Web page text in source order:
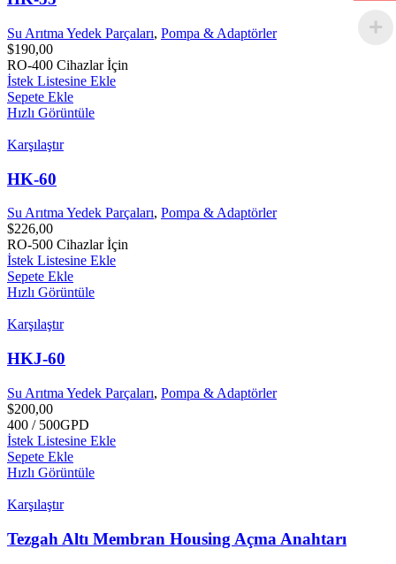
Su Arıtma Yedek Parçaları, Pompa & Adaptörler
$190,00
RO-400 Cihazlar İçin
İstek Listesine Ekle
Sepete Ekle
Hızlı Görüntüle
Karşılaştır
HK-60
Su Arıtma Yedek Parçaları, Pompa & Adaptörler
$226,00
RO-500 Cihazlar İçin
İstek Listesine Ekle
Sepete Ekle
Hızlı Görüntüle
Karşılaştır
HKJ-60
Su Arıtma Yedek Parçaları, Pompa & Adaptörler
$200,00
400 / 500GPD
İstek Listesine Ekle
Sepete Ekle
Hızlı Görüntüle
Karşılaştır
Tezgah Altı Membran Housing Açma Anahtarı